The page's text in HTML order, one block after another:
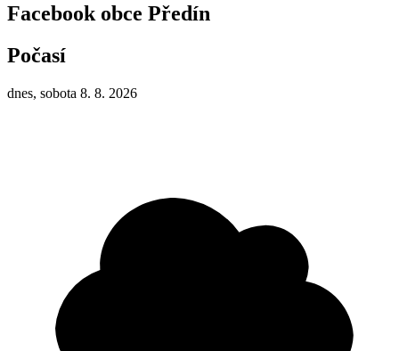
Facebook obce Předín
Počasí
dnes, sobota 8. 8. 2026